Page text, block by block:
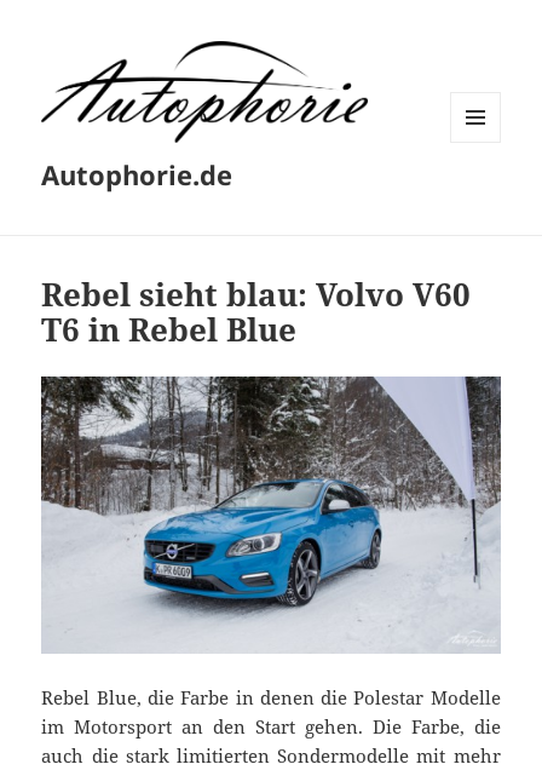
Autophorie.de
Rebel sieht blau: Volvo V60
T6 in Rebel Blue
Rebel Blue, die Farbe in denen die Polestar Modelle
im Motorsport an den Start gehen. Die Farbe, die
auch die stark limitierten Sondermodelle mit mehr